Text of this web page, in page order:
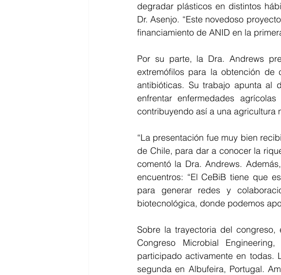
degradar plásticos en distintos
Dr. Asenjo. “Este novedoso
financiamiento de ANID en la
Por su parte, la Dra. Andrews
extremófilos para la obtención de
antibióticas. Su trabajo apunta al
enfrentar enfermedades
contribuyendo así a una agricultura
“La presentación fue muy bien
de Chile, para dar a conocer la
comentó la Dra. Andrews.
encuentros: “El CeBiB tiene que
para generar redes y
biotecnológica, donde podemos
Sobre la trayectoria del
Congreso Microbial
participado activamente en todas.
segunda en Albufeira, Portugal.